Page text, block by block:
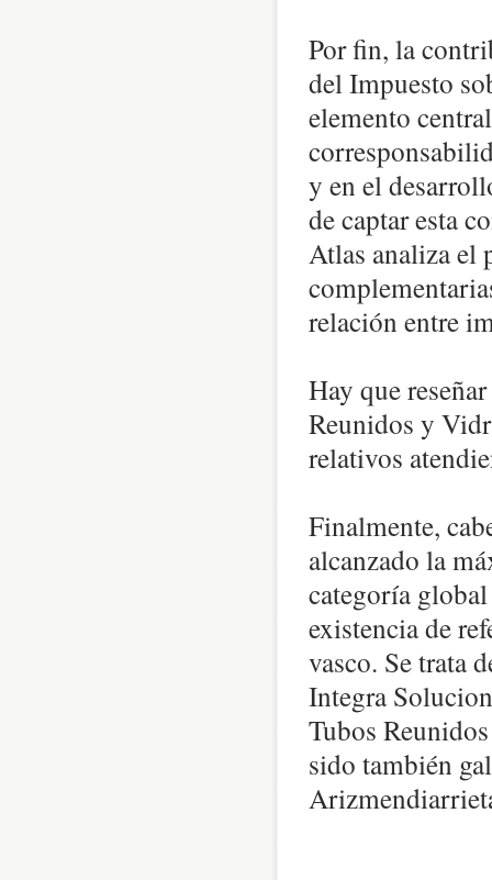
Por fin, la
del Impuesto
elemento
y en el
de captar esta
Atlas analiza el
relación entre
Hay que
Reunidos y
relativos
Finalmente,
alcanzado la
categoría
existencia de
vasco. Se trata
Integra
Tubos
sido también